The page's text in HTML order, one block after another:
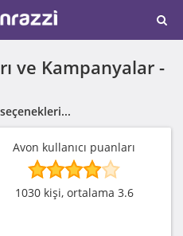
ve Kampanyalar -
Avon kullanıcı puanları
1030 kişi, ortalama 3.6